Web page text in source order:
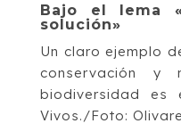
Bajo el lema
solución»
Un claro ejemplo
conservación y
biodiversidad es
Vivos./Foto: